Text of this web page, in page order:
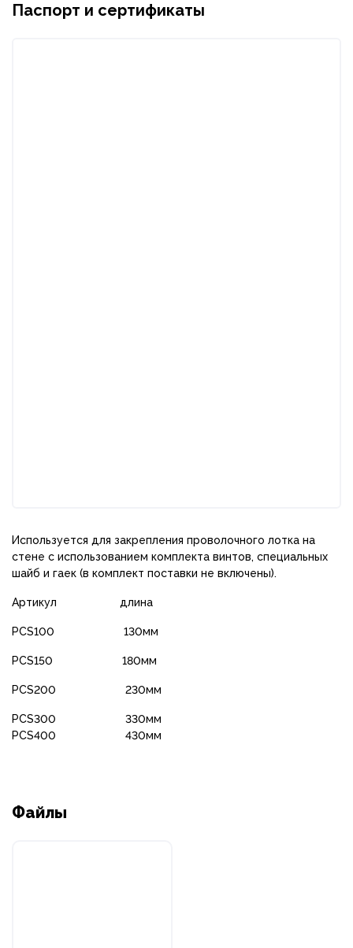
Паспорт и сертификаты
Используется для закрепления проволочного лотка на
стене с использованием комплекта винтов, специальных
шайб и гаек (в комплект поставки не включены).
Артикул длина
PCS100 130мм
PCS150 180мм
PCS200 230мм
PCS300 330мм
PCS400 430мм
Файлы